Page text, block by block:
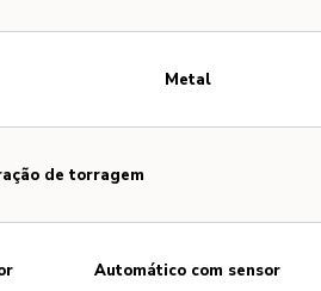
de torragem
Metal
Automático com sensor